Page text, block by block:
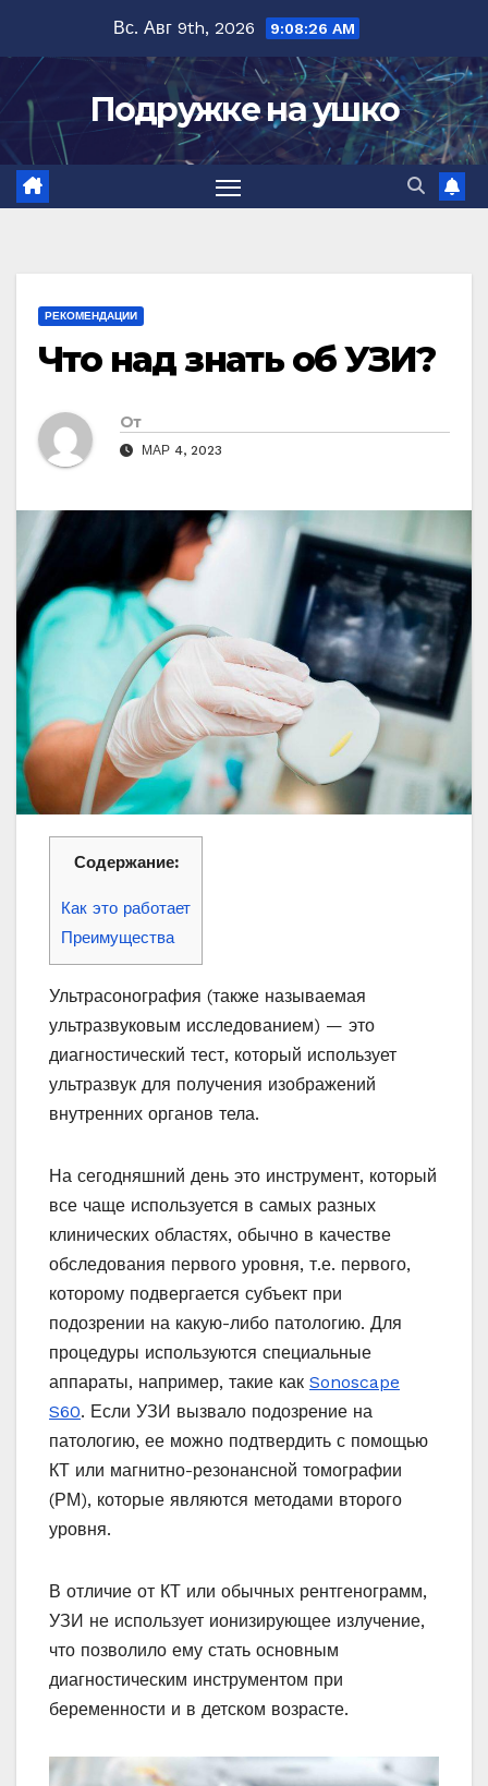
содержимому
Вс. Авг 9th, 2026 9:08:27 AM
Подружке на ушко
РЕКОМЕНДАЦИИ
Что над знать об УЗИ?
От
МАР 4, 2023
Содержание:
Как это работает
Преимущества
Ультрасонография (также называемая
ультразвуковым исследованием) — это
диагностический тест, который использует
ультразвук для получения изображений
внутренних органов тела.
На сегодняшний день это инструмент, который
все чаще используется в самых разных
клинических областях, обычно в качестве
обследования первого уровня, т.е. первого,
которому подвергается субъект при
подозрении на какую-либо патологию. Для
процедуры используются специальные
аппараты, например, такие как Sonoscape
S60. Если УЗИ вызвало подозрение на
патологию, ее можно подтвердить с помощью
КТ или магнитно-резонансной томографии
(РМ), которые являются методами второго
уровня.
В отличие от КТ или обычных рентгенограмм,
УЗИ не использует ионизирующее излучение,
что позволило ему стать основным
диагностическим инструментом при
беременности и в детском возрасте.